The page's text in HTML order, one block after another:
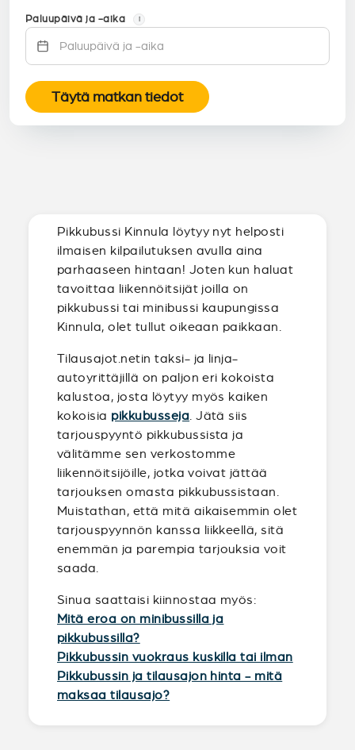
Paluupäivä ja -aika i
Täytä matkan tiedot
Pikkubussi Kinnula löytyy nyt helposti
ilmaisen kilpailutuksen avulla aina
parhaaseen hintaan! Joten kun haluat
tavoittaa liikennöitsijät joilla on
pikkubussi tai minibussi kaupungissa
Kinnula, olet tullut oikeaan paikkaan.
Tilausajot.netin taksi- ja linja-
autoyrittäjillä on paljon eri kokoista
kalustoa, josta löytyy myös kaiken
kokoisia pikkubusseja . Jätä siis
tarjouspyyntö pikkubussista ja
välitämme sen verkostomme
liikennöitsijöille, jotka voivat jättää
tarjouksen omasta pikkubussistaan.
Muistathan, että mitä aikaisemmin olet
tarjouspyynnön kanssa liikkeellä, sitä
enemmän ja parempia tarjouksia voit
saada.
Sinua saattaisi kiinnostaa myös:
Mitä eroa on minibussilla ja
pikkubussilla?
Pikkubussin vuokraus kuskilla tai ilman
Pikkubussin ja tilausajon hinta - mitä
maksaa tilausajo?